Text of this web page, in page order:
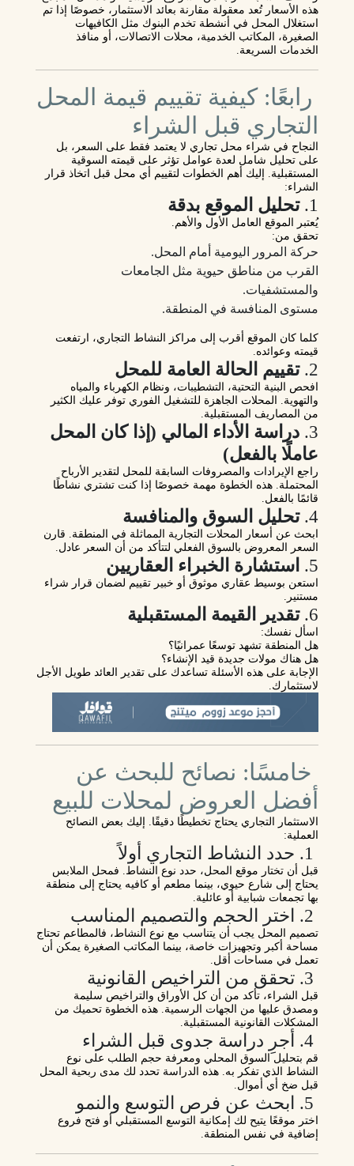
هذه الأسعار تُعد معقولة مقارنة بعائد الاستثمار، خصوصًا إذا تم
استغلال المحل في أنشطة تخدم البنوك مثل الكافيهات
الصغيرة، المكاتب الخدمية، محلات الاتصالات، أو منافذ
الخدمات السريعة.
رابعًا: كيفية تقييم قيمة المحل
التجاري قبل الشراء
النجاح في شراء محل تجاري لا يعتمد فقط على السعر، بل
على تحليل شامل لعدة عوامل تؤثر على قيمته السوقية
المستقبلية. إليك أهم الخطوات لتقييم أي محل قبل اتخاذ قرار
الشراء:
1. تحليل الموقع بدقة
يُعتبر الموقع العامل الأول والأهم.
تحقق من:
حركة المرور اليومية أمام المحل.
القرب من مناطق حيوية مثل الجامعات
والمستشفيات.
مستوى المنافسة في المنطقة.
كلما كان الموقع أقرب إلى مراكز النشاط التجاري، ارتفعت
قيمته وعوائده.
2. تقييم الحالة العامة للمحل
افحص البنية التحتية، التشطيبات، ونظام الكهرباء والمياه
والتهوية. المحلات الجاهزة للتشغيل الفوري توفر عليك الكثير
من المصاريف المستقبلية.
3. دراسة الأداء المالي (إذا كان المحل
عاملًا بالفعل)
راجع الإيرادات والمصروفات السابقة للمحل لتقدير الأرباح
المحتملة. هذه الخطوة مهمة خصوصًا إذا كنت تشتري نشاطًا
قائمًا بالفعل.
4. تحليل السوق والمنافسة
ابحث عن أسعار المحلات التجارية المماثلة في المنطقة. قارن
السعر المعروض بالسوق الفعلي لتتأكد من أن السعر عادل.
5. استشارة الخبراء العقاريين
استعن بوسيط عقاري موثوق أو خبير تقييم لضمان قرار شراء
مستنير.
6. تقدير القيمة المستقبلية
اسأل نفسك:
هل المنطقة تشهد توسعًا عمرانيًا؟
هل هناك مولات جديدة قيد الإنشاء؟
الإجابة على هذه الأسئلة تساعدك على تقدير
العائد طويل الأجل
لاستثمارك.
خامسًا: نصائح للبحث عن
أفضل العروض لمحلات للبيع
الاستثمار التجاري يحتاج تخطيطًا دقيقًا. إليك بعض النصائح
العملية:
قبل أن تختار موقع المحل، حدد نوع النشاط. فمحل الملابس
يحتاج إلى شارع حيوي، بينما مطعم أو كافيه يحتاج إلى منطقة
بها تجمعات شبابية أو عائلية.
تصميم المحل يجب أن يتناسب مع نوع النشاط، فالمطاعم تحتاج
مساحة أكبر وتجهيزات خاصة، بينما المكاتب الصغيرة يمكن أن
تعمل في مساحات أقل.
قبل الشراء، تأكد من أن كل الأوراق والتراخيص سليمة
ومصدق عليها من الجهات الرسمية. هذه الخطوة تحميك من
المشكلات القانونية المستقبلية.
قم بتحليل السوق المحلي ومعرفة حجم الطلب على نوع
النشاط الذي تفكر به. هذه الدراسة تحدد لك مدى ربحية المحل
قبل ضخ أي أموال.
اختر موقعًا يتيح لك إمكانية
التوسع المستقبلي أو فتح فروع
إضافية في نفس المنطقة.